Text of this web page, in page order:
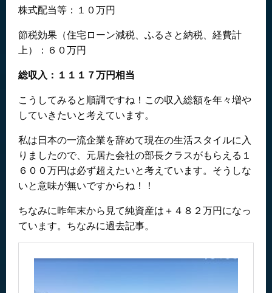
株式配当等：１０万円
節税効果（住宅ローン減税、ふるさと納税、経費計
上）：６０万円
総収入：１１１７万円相当
こうしてみると順調ですね！この収入総額を年々増や
していきたいと考えています。
私は日本の一流企業を辞めて現在の生活スタイルに入
りましたので、元居た会社の部長クラスがもらえる１
６００万円は必ず超えたいと考えています。そうしな
いと意味が無いですからね！！
ちなみに昨年末から見て純資産は＋４８２万円になっ
ています。ちなみに過去記事。